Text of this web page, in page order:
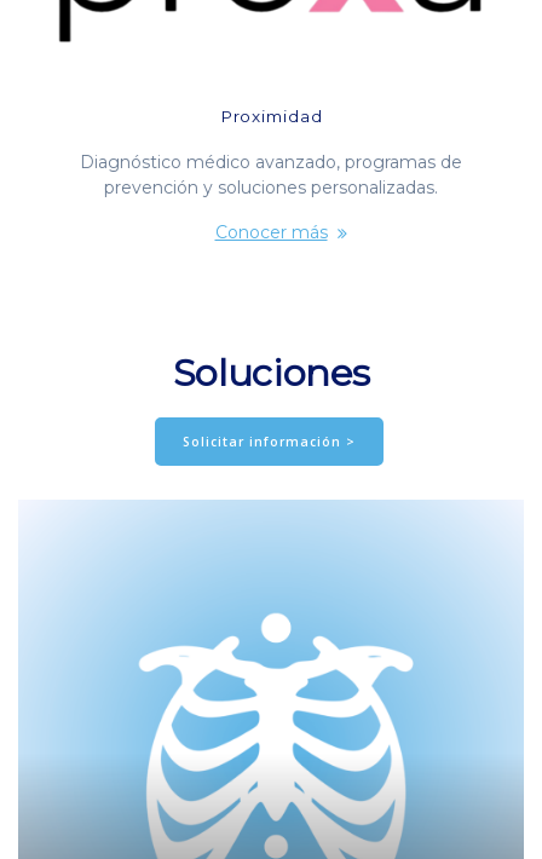
Proximidad
Diagnóstico médico avanzado, programas de
prevención y soluciones personalizadas.
Conocer más
Soluciones
Solicitar información >